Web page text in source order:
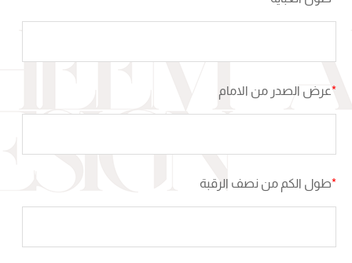
*عرض الصدر من الامام
*طول الكم من نصف الرقبة